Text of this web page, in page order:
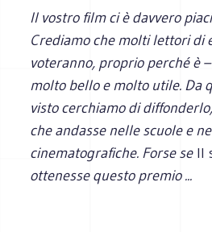
Il vostro film ci è davvero
Crediamo che molti lettori di
voteranno, proprio perché è
molto bello e molto utile. Da
visto cerchiamo di
che andasse nelle scuole e
cinematografiche. Forse seIl
ottenesse questo premio ...